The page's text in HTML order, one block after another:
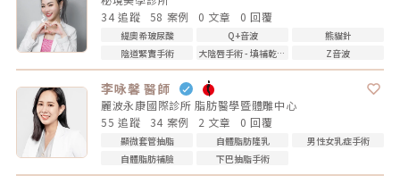
34 追蹤
58 案例 0 文章 0 回覆
緹奧希玻尿酸 Q+音波
熊貓針
陰道緊實手術
大陰唇手術 - 填補乾扁皺摺 Z音波
李咏馨 醫師
麗波永康國際診所 脂肪醫學暨體雕中心
55 追蹤
34 案例 2 文章 0 回覆
顯微套管抽脂 自體脂肪隆乳
男性女乳症手術
自體脂肪補臉
下巴抽脂手術